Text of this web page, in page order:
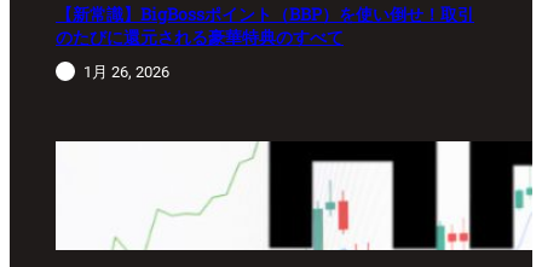
【新常識】BigBossポイント（BBP）を使い倒せ！取引
のたびに還元される豪華特典のすべて
1月 26, 2026